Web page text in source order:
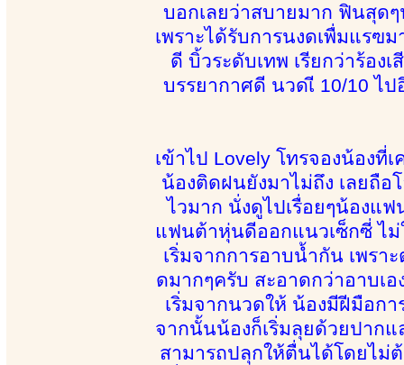
บอกเลยว่าสบายมาก ฟินสุด
เพราะได้รับการนงดเพื่มแรฃม
ดี บิ้วระดับเทพ เรียกว่าร้อง
บรรยากาศดี นวดเี 10/10 ไ
เข้าไป Lovely โทรจองน้องที่
น้องติดฝนยังมาไม่ถึง เลยถือ
ไวมาก นั่งดูไปเรื่อยๆน้องแ
แฟนต้าหุ่นดีออกแนวเซ็กซี่ ไม่
เริ่มจากการอาบน้ำกัน เพรา
ดมากๆครับ สะอาดกว่าอาบเ
เริ่มจากนวดให้ น้องมีฝีมือก
จากนั้นน้องก็เริ่มลุยด้วยปาก
สามารถปลุกให้ตื่นได้โดยไม่